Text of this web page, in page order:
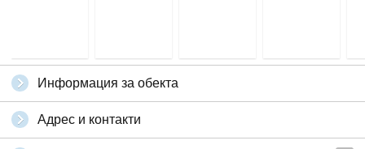
Информация за обекта
Адрес и контакти